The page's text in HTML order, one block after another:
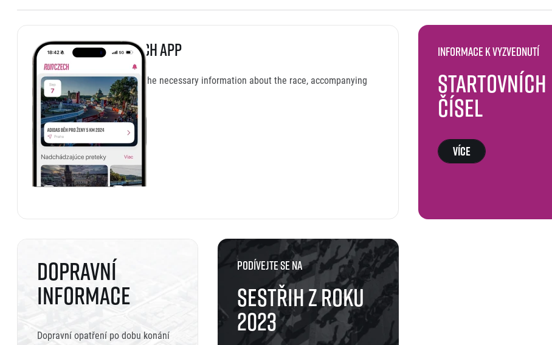
Download RunCzech App
In one place, you will get all the necessary information about the race, accompanying
program and virtual package.
informace k vyzvednutí
startovních
čísel
Více
Dopravní
informace
Dopravní opatření po dobu konání
Podívejte se na
Sestřih z roku
2023